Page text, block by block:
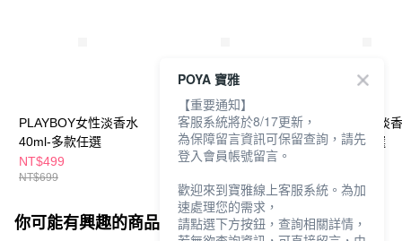
PLAYBOY女性淡香水
40ml-多款任選
NT$499
NT$699
PLAYBOY男性淡香水
60ml星際能量
NT$499
GATSBY男性淡
50ml-多款任選
你可能有興趣的商品 全站排行
POYA 寶雅
【重要通知】
客服系統將於8/17更新，
為保障留言資訊可保留查詢，請先
登入會員帳號留言。
歡迎來到寶雅線上客服系統。為加
速處理您的需求，
請點選下方按鈕，查詢相關詳情，